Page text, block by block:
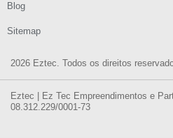
2026 Eztec. Todos os direitos
Blog
Sitemap
Eztec | Ez Tec Empreendimentos e
08.312.229/0001-73